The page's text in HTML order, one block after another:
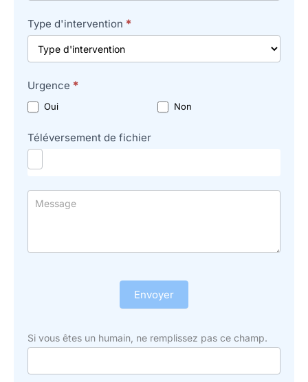
Type d'intervention *
Urgence *
Oui Non
Téléversement de fichier
Envoyer
Si vous êtes un humain, ne remplissez pas ce champ.